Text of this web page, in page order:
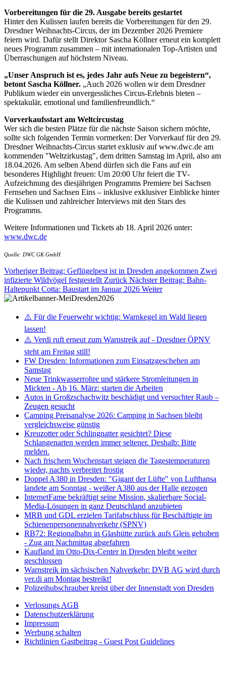
Vorbereitungen für die 29. Ausgabe bereits gestartet
Hinter den Kulissen laufen bereits die Vorbereitungen für den 29.
Dresdner Weihnachts-Circus, der im Dezember 2026 Premiere
feiern wird. Dafür stellt Direktor Sascha Köllner erneut ein komplett
neues Programm zusammen – mit internationalen Top-Artisten und
Überraschungen auf höchstem Niveau.
„Unser Anspruch ist es, jedes Jahr aufs Neue zu begeistern“,
betont Sascha Köllner. „Auch 2026 wollen wir dem Dresdner
Publikum wieder ein unvergessliches Circus-Erlebnis bieten –
spektakulär, emotional und familienfreundlich.“
Vorverkaufsstart am Weltcircustag
Wer sich die besten Plätze für die nächste Saison sichern möchte,
sollte sich folgenden Termin vormerken: Der Vorverkauf für den 29.
Dresdner Weihnachts-Circus startet exklusiv auf www.dwc.de am
kommenden "Weltzirkustag", dem dritten Samstag im April, also am
18.04.2026. Am selben Abend dürfen sich die Fans auf ein
besonderes Highlight freuen: Um 20:00 Uhr feiert die TV-
Aufzeichnung des diesjährigen Programms Premiere bei Sachsen
Fernsehen und Sachsen Eins – inklusive exklusiver Einblicke hinter
die Kulissen und zahlreicher Interviews mit den Stars des
Programms.
Weitere Informationen und Tickets ab 18. April 2026 unter:
www.dwc.de
Quelle: DWC GK GmbH
Vorheriger Beitrag: Geflügelpest ist in Dresden angekommen Zwei
infizierte Wildvögel festgestellt Zurück Nächster Beitrag: Bahn-
Haltepunkt Cotta: Baustart im Januar 2026 Weiter
⚠️ Für die Feuerwehr wichtig: Warnkegel im Wald liegen
lassen!
⚠️ Verdi ruft erneut zum Warnstreik auf - Dresdner ÖPNV
steht am Freitag still!
FW Dresden: Informationen zum Einsatzgeschehen am
Samstag
Neue Trinkwasserrohre und stärkere Stromleitungen in
Mickten - Ab 16. März: starten die Arbeiten
Autos in Großzschachwitz beschädigt und versuchter Raub –
Zeugen gesucht
Camping Preisanalyse 2026: Camping in Sachsen bleibt
vergleichsweise günstig
Kreuzotter oder Schlingnatter gesichtet? Diese
Schlangenarten werden immer seltener. Deshalb: Bitte
melden.
Nach frischem Wochenstart steigen die Tagestemperaturen
wieder, nachts verbreitet frostig
Doppel A380 in Dresden: "Gigant der Lüfte" von Lufthansa
landete am Sonntag - weißer A380 aus der Halle gezogen
InternetFame bekräftigt seine Mission, skalierbare Social-
Media-Lösungen in ganz Deutschland anzubieten
MRB und GDL erzielen Tarifabschluss für Beschäftigte im
Schienenpersonennahverkehr (SPNV)
RB72: Regionalbahn in Glashütte zurück aufs Gleis gehoben
- Zug am Nachmittag abgefahren
Kaufland im Otto-Dix-Center in Dresden bleibt weiter
geschlossen
Warnstreik im sächsischen Nahverkehr: DVB AG wird durch
ver.di am Montag bestreikt!
Polizeihubschrauber kreist über der Innenstadt von Dresden
Verlosungs AGB
Datenschutzerklärung
Impressum
Werbung schalten
Richtlinien Gastbeitrag - Guest Post Guidelines